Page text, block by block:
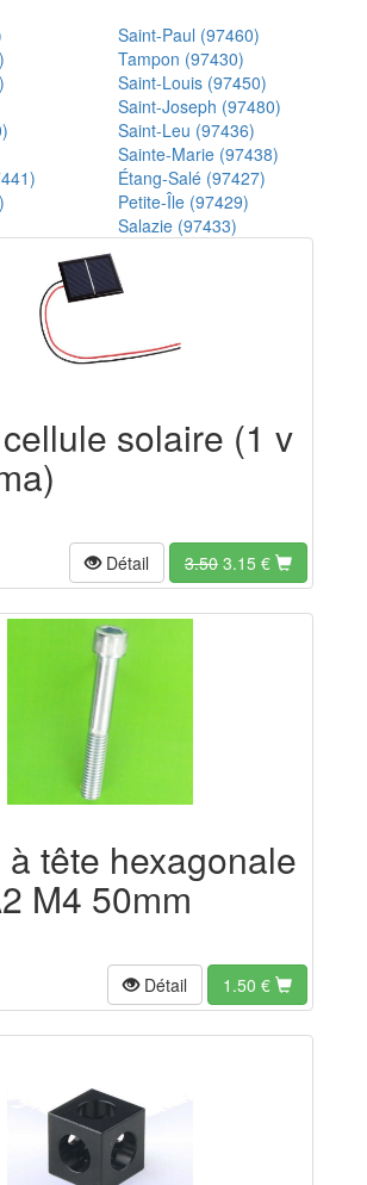
Saint-Paul (97460)
Tampon (97430)
Saint-Louis (97450)
Saint-Joseph (97480)
Saint-Leu (97436)
Sainte-Marie (97438)
Étang-Salé (97427)
Petite-Île (97429)
Salazie (97433)
solaire (1 v
Détail 3.50 3.15 €
tête hexagonale
M4 50mm
Détail 1.50 €